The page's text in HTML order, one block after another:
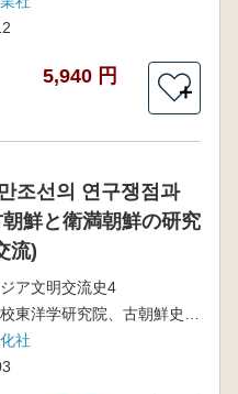
5,940 円
＋
조선의 연구쟁점과
鮮と衛満朝鮮の研究
流)
ア文明交流史4
檀国大学校東洋学研究院、古朝鮮史研究会 編
社